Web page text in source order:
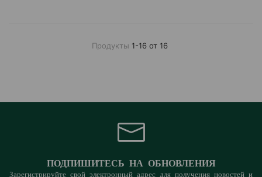
Продукты 1-16 от 16
ПОДПИШИТЕСЬ НА ОБНОВЛЕНИЯ
Зарегистрируйте свой электронный адрес для получения новостей и